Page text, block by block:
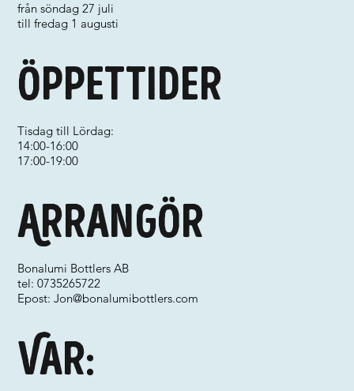
från söndag 27 juli
till fredag 1 augusti
Var:
Arrangör
Bonalumi Bottlers AB
tel: 0735265722
Epost:Jon@bonalumibottlers.com
Öppettider
Tisdag till Lördag:
14:00-16:00
17:00-19:00